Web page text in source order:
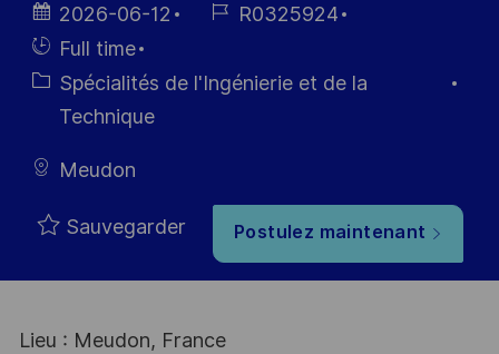
Date
d’affichage
2026-06-12
Référence
R0325924
Hiring
Type
Full time
Catégorie
Spécialités de l'Ingénierie et de la
Technique
Meudon
Sauvegarder Postulez maintenant
Lieu : Meudon, France